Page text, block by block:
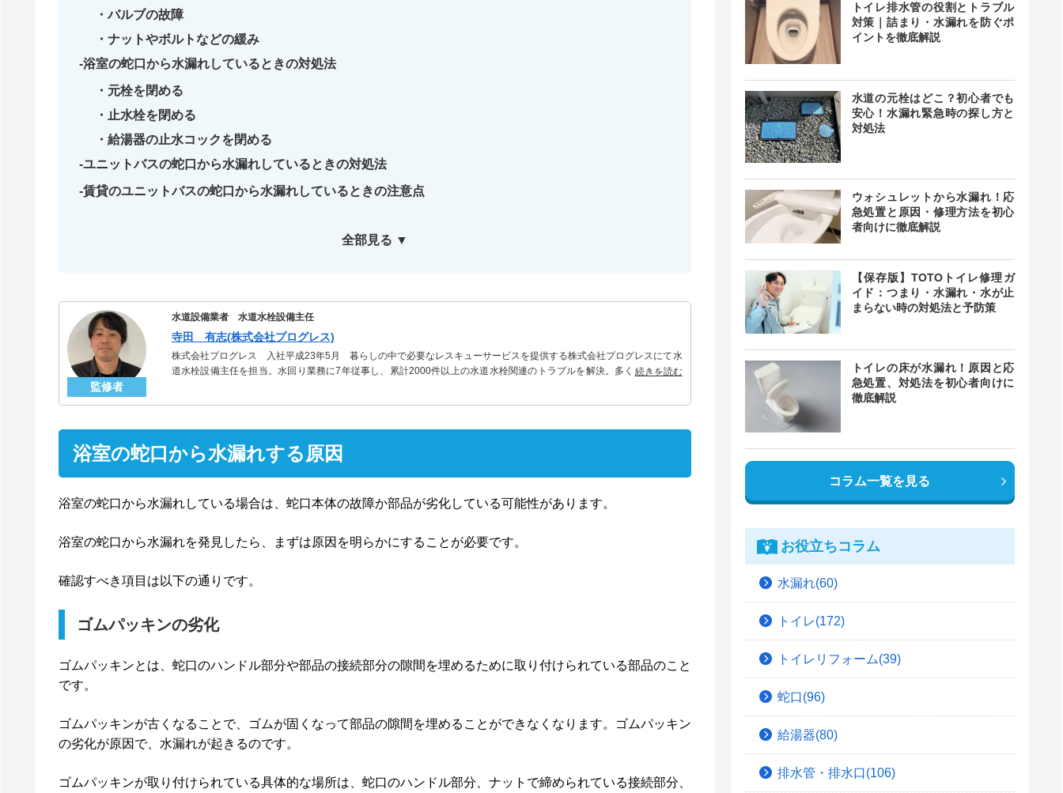
バルブの故障
ナットやボルトなどの緩み
浴室の蛇口から水漏れしているときの対処法
元栓を閉める
止水栓を閉める
給湯器の止水コックを閉める
ユニットバスの蛇口から水漏れしているときの対処法
賃貸のユニットバスの蛇口から水漏れしているときの注意点
全部見る ▼
監修者
水道設備業者 水道水栓設備主任
寺田 有志(株式会社プログレス)
株式会社プログレス 入社平成23年5月 暮らしの中で必要なレスキューサービスを提供する株式会社プログレスにて水
道水栓設備主任を担当。水回り業務に7年従事し、累計2000件以上の水道水栓関連のトラブルを解決。多くのお客様に
続きを読む
浴室の蛇口から水漏れする原因
浴室の蛇口から水漏れしている場合は、蛇口本体の故障か部品が劣化している可能性があります。
浴室の蛇口から水漏れを発見したら、まずは原因を明らかにすることが必要です。
確認すべき項目は以下の通りです。
ゴムパッキンの劣化
ゴムパッキンとは、蛇口のハンドル部分や部品の接続部分の隙間を埋めるために取り付けられている部品のこと
です。
ゴムパッキンが古くなることで、ゴムが固くなって部品の隙間を埋めることができなくなります。ゴムパッキン
の劣化が原因で、水漏れが起きるのです。
ゴムパッキンが取り付けられている具体的な場所は、蛇口のハンドル部分、ナットで締められている接続部分、
トイレ排水管の役割とトラブル
対策｜詰まり・水漏れを防ぐポ
イントを徹底解説
水道の元栓はどこ？初心者でも
安心！水漏れ緊急時の探し方と
対処法
ウォシュレットから水漏れ！応
急処置と原因・修理方法を初心
者向けに徹底解説
【保存版】TOTOトイレ修理ガ
イド：つまり・水漏れ・水が止
まらない時の対処法と予防策
トイレの床が水漏れ！原因と応
急処置、対処法を初心者向けに
徹底解説
コラム一覧を見る
お役立ちコラム
水漏れ(60)
トイレ(172)
トイレリフォーム(39)
蛇口(96)
給湯器(80)
排水管・排水口(106)